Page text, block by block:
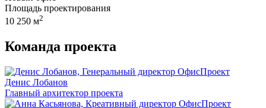
Площадь проектирования
10 250 м2
Команда проекта
Денис Лобанов
Главный архитектор проекта